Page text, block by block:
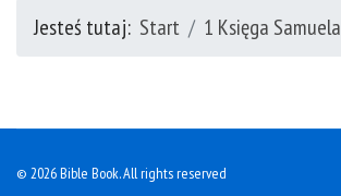
Jesteś tutaj: Start 1 Księga Samuela
© 2026 Bible Book. All rights reserved